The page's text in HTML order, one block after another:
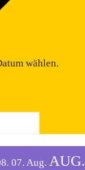
wählen.
07. Aug. AUG.